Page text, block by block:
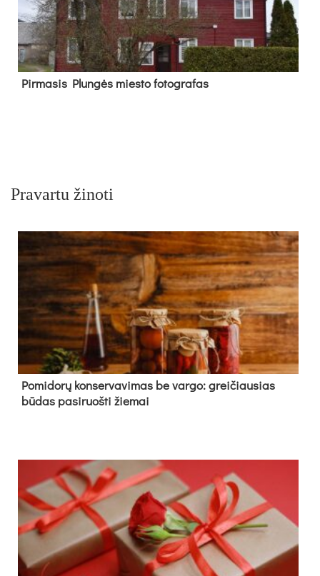
Pir­ma­sis Plun­gės mies­to fo­tog­ra­fas
Pravartu žinoti
Pomidorų konservavimas be vargo: greičiausias
būdas pasiruošti žiemai